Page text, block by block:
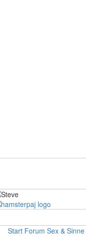
Start Forum Sex & Sinne